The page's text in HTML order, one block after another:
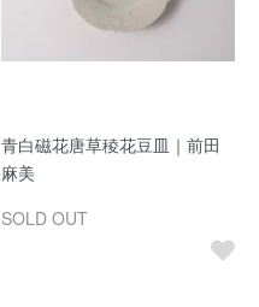
青白磁花唐草稜花豆皿｜前田
麻美
SOLD OUT